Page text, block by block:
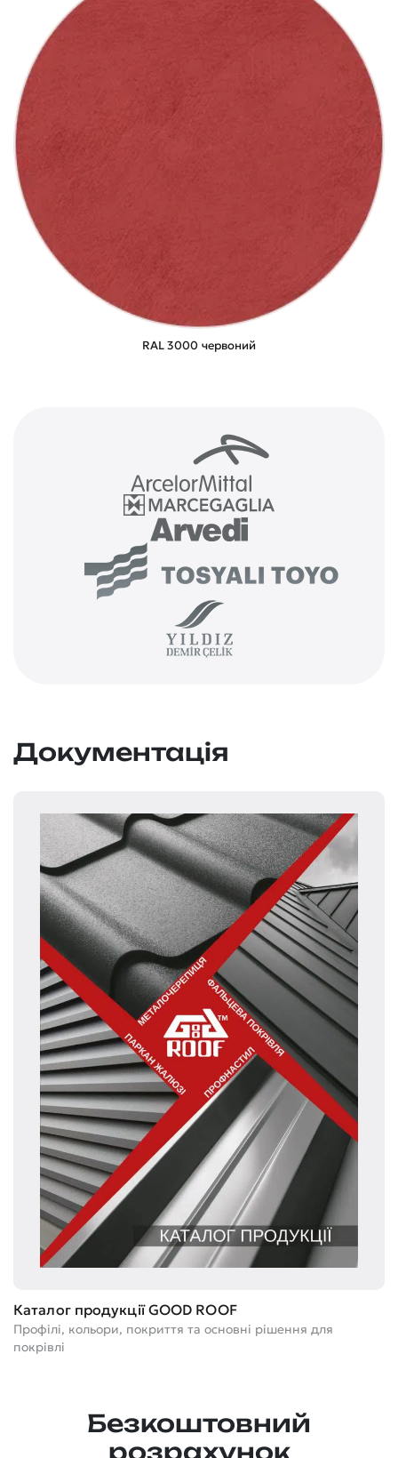
RAL 3000 червоний
Документація
Каталог продукції GOOD ROOF
Профілі, кольори, покриття та основні рішення для
покрівлі
Безкоштовний
розрахунок